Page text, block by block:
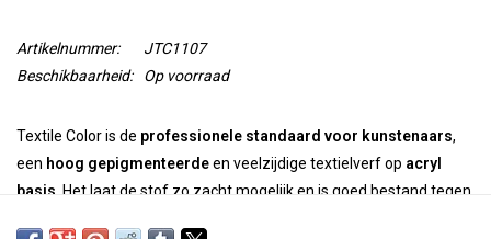
Artikelnummer:
JTC1107
Beschikbaarheid:
Op voorraad
Textile Color is de professionele standaard voor kunstenaars,
een hoog gepigmenteerdeen veelzijdige textielverf op acryl
basis . Het laat de stof zo zacht mogelijk en is goed bestand tegen